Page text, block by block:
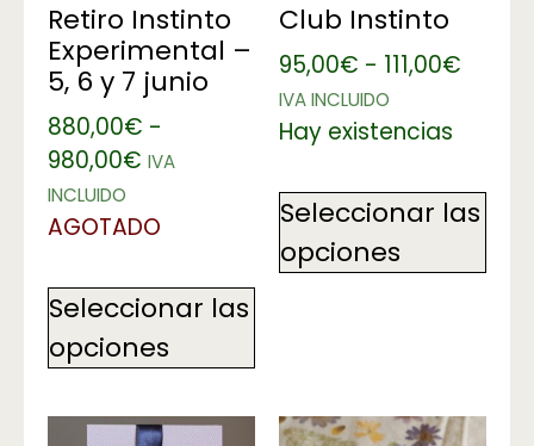
Retiro Instinto
Experimental –
5, 6 y 7 junio
880,00€ -
980,00€ IVA
INCLUIDO
AGOTADO
Seleccionar las
opciones
Club Instinto
95,00€ - 111,00€
IVA INCLUIDO
Hay existencias
Seleccionar las
opciones